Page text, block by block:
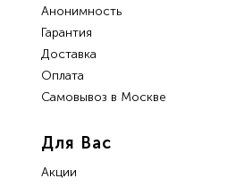
Анонимность
Гарантия
Доставка
Oплата
Самовывоз в Москве
Для Вас
Акции